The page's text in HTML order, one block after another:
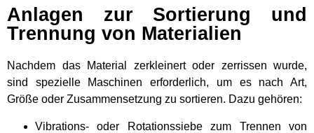
Anlagen zur Sortierung und
Trennung von Materialien
Nachdem das Material zerkleinert oder zerrissen wurde,
sind spezielle Maschinen erforderlich, um es nach Art,
Größe oder Zusammensetzung zu sortieren. Dazu gehören:
Vibrations- oder Rotationssiebe zum Trennen von